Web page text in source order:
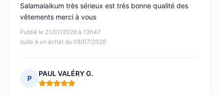
Publié le 21/07/2026 à 13h47
suite à un achat du 08/07/2026
Salamalaikum très sérieux est très bonne qualité des
vêtements merci à vous
P
PAUL VALÉRY G.
Note : 5 sur 5